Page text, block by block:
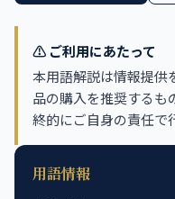
⚠️ ご利用にあたって
本用語解説は情報提供
品の購入を推奨するも
終的にご自身の責任で
用語情報